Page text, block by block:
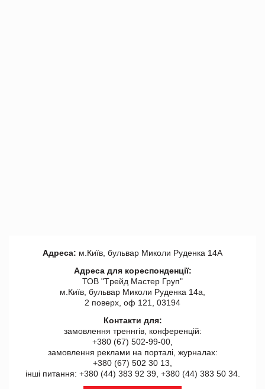
Адреса: м.Київ, бульвар Миколи Руденка 14А
Адреса для кореспонденції:
ТОВ "Tрейд Мастер Груп"
м.Київ, бульвар Миколи Руденка 14а,
2 поверх, оф 121, 03194
Контакти для:
замовлення треннгів, конференцій:
+380 (67) 502-99-00,
замовлення реклами на порталі, журналах:
+380 (67) 502 30 13,
інші питання: +380 (44) 383 92 39, +380 (44) 383 50 34.